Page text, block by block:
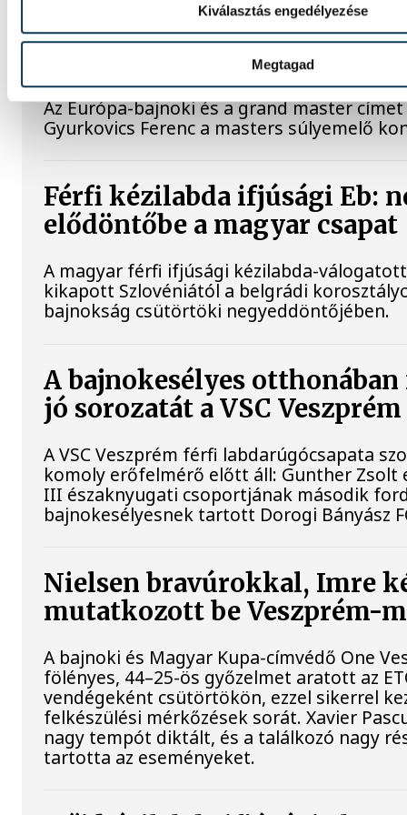
Kiválasztás engedélyezése
Megtagad
Gyurkovics a masters Eb
Az Európa-bajnoki és a grand master
Gyurkovics Ferenc a masters súlyemelő
Férfi kézilabda ifjúsági Eb:
elődöntőbe a magyar csapat
A magyar férfi ifjúsági kézilabda-
kikapott Szlovéniától a belgrádi
bajnokság csütörtöki negyeddöntőjében.
A bajnokesélyes
jó sorozatát a VSC Veszprém
A VSC Veszprém férfi labdarúgócsapata
komoly erőfelmérő előtt áll: Gunther Zsolt
III északnyugati csoportjának második
bajnokesélyesnek tartott Dorogi Bányász
Nielsen bravúrokkal, Imre
mutatkozott be Veszprém-
A bajnoki és Magyar Kupa-címvédő One
fölényes, 44–25-ös győzelmet aratott az
vendégeként csütörtökön, ezzel sikerrel
felkészülési mérkőzések sorát. Xavier
nagy tempót diktált, és a találkozó nagy
tartotta az eseményeket.